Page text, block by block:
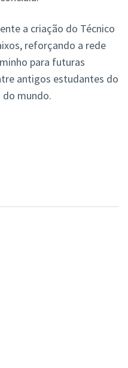
a criação do Técnico
reforçando a rede
para futuras
antigos estudantes do
mundo.